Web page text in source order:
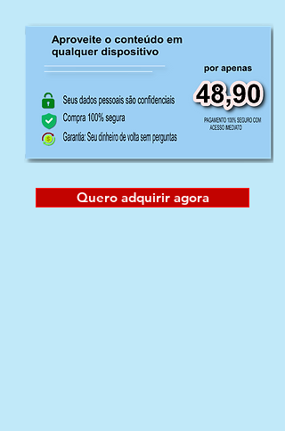
Quero adquirir agora